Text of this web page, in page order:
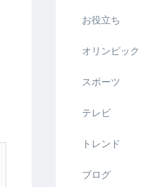
お役立ち
オリンピック
スポーツ
テレビ
トレンド
ブログ